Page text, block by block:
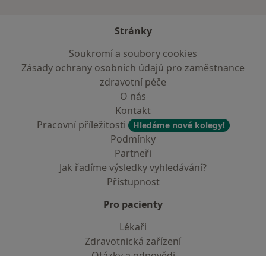
Stránky
Soukromí a soubory cookies
Zásady ochrany osobních údajů pro zaměstnance
zdravotní péče
O nás
Kontakt
Pracovní příležitosti
Hledáme nové kolegy!
Podmínky
Partneři
Jak řadíme výsledky vyhledávání?
Přístupnost
Pro pacienty
Lékaři
Zdravotnická zařízení